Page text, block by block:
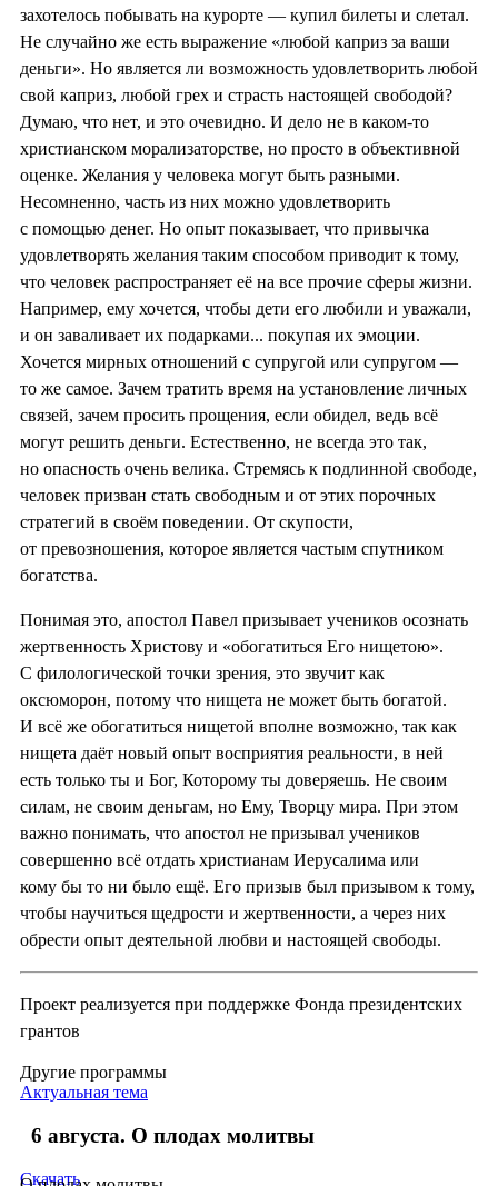
захотелось побывать на курорте — купил билеты и слетал.
Не случайно же есть выражение «любой каприз за ваши
деньги». Но является ли возможность удовлетворить любой
свой каприз, любой грех и страсть настоящей свободой?
Думаю, что нет, и это очевидно. И дело не в каком-то
христианском морализаторстве, но просто в объективной
оценке. Желания у человека могут быть разными.
Несомненно, часть из них можно удовлетворить
с помощью денег. Но опыт показывает, что привычка
удовлетворять желания таким способом приводит к тому,
что человек распространяет её на все прочие сферы жизни.
Например, ему хочется, чтобы дети его любили и уважали,
и он заваливает их подарками... покупая их эмоции.
Хочется мирных отношений с супругой или супругом —
то же самое. Зачем тратить время на установление личных
связей, зачем просить прощения, если обидел, ведь всё
могут решить деньги. Естественно, не всегда это так,
но опасность очень велика. Стремясь к подлинной свободе,
человек призван стать свободным и от этих порочных
стратегий в своём поведении. От скупости,
от превозношения, которое является частым спутником
богатства.
Понимая это, апостол Павел призывает учеников осознать
жертвенность Христову и «обогатиться Его нищетою».
С филологической точки зрения, это звучит как
оксюморон, потому что нищета не может быть богатой.
И всё же обогатиться нищетой вполне возможно, так как
нищета даёт новый опыт восприятия реальности, в ней
есть только ты и Бог, Которому ты доверяешь. Не своим
силам, не своим деньгам, но Ему, Творцу мира. При этом
важно понимать, что апостол не призывал учеников
совершенно всё отдать христианам Иерусалима или
кому бы то ни было ещё. Его призыв был призывом к тому,
чтобы научиться щедрости и жертвенности, а через них
обрести опыт деятельной любви и настоящей свободы.
Проект реализуется при поддержке Фонда президентских
грантов
Другие программы
Актуальная тема
6 августа. О плодах молитвы
Скачать